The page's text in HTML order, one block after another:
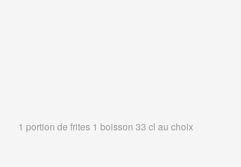
1 portion de frites 1 boisson 33 cl au choix